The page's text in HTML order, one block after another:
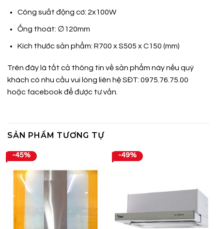
Công suất động cơ: 2x100W
Ống thoát: ∅120mm
Kích thước sản phẩm: R700 x S505 x C150 (mm)
Trên đây là tất cả thông tin về sản phẩm này nếu quý
khách có nhu cầu vui lòng liên hệ SĐT: 0975.76.75.00
hoặc facebookđể được tư vấn.
SẢN PHẨM TƯƠNG TỰ
-45% -49%